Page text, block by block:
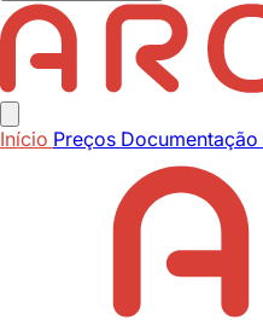
Início Preços Documentação